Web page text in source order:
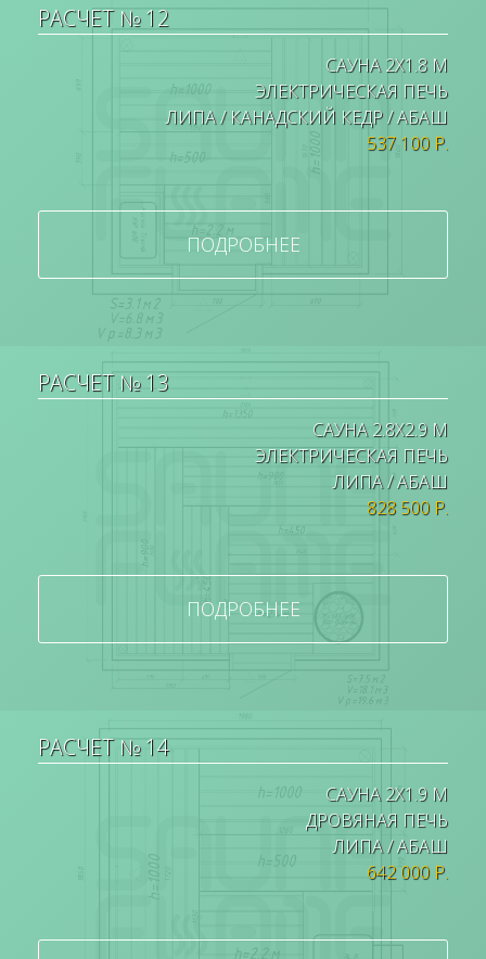
РАСЧЕТ № 12
САУНА 2Х1.8 М
ЭЛЕКТРИЧЕСКАЯ ПЕЧЬ
ЛИПА / КАНАДСКИЙ КЕДР / АБАШ
537 100 Р.
ПОДРОБНЕЕ
РАСЧЕТ № 13
САУНА 2.8Х2.9 М
ЭЛЕКТРИЧЕСКАЯ ПЕЧЬ
ЛИПА / АБАШ
828 500 Р.
ПОДРОБНЕЕ
РАСЧЕТ № 14
САУНА 2Х1.9 М
ДРОВЯНАЯ ПЕЧЬ
ЛИПА / АБАШ
642 000 Р.